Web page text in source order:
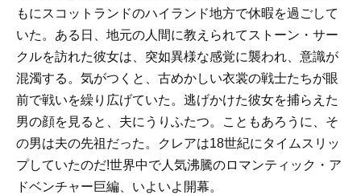
もにスコットランドのハイランド地方で休暇を過ごして
いた。ある日、地元の人間に教えられてストーン・サー
クルを訪れた彼女は、突如異様な感覚に襲われ、意識が
混濁する。気がつくと、古めかしい衣裳の戦士たちが眼
前で戦いを繰り広げていた。逃げかけた彼女を捕らえた
男の顔を見ると、夫にうりふたつ。こともあろうに、そ
の男は夫の先祖だった。クレアは18世紀にタイムスリッ
プしていたのだ!世界中で人気沸騰のロマンティック・ア
ドベンチャー巨編、いよいよ開幕。